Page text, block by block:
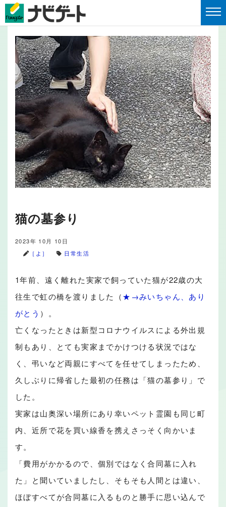
猫の墓参り
2023年 10月 10日
［よ］
日常生活
1年前、遠く離れた実家で飼っていた猫が22歳の大
往生で虹の橋を渡りました（★→みいちゃん、あり
がとう ）。
亡くなったときは新型コロナウイルスによる外出規
制もあり、とても実家までかけつける状況ではな
く、弔いなど両親にすべてを任せてしまったため、
久しぶりに帰省した最初の任務は「猫の墓参り」で
した。
実家は山奥深い場所にあり幸いペット霊園も同じ町
内、近所で花を買い線香を携えさっそく向かいま
す。
「費用がかかるので、個別ではなく合同墓に入れ
た」と聞いていましたし、そもそも人間とは違い、
ほぼすべてが合同墓に入るものと勝手に思い込んで